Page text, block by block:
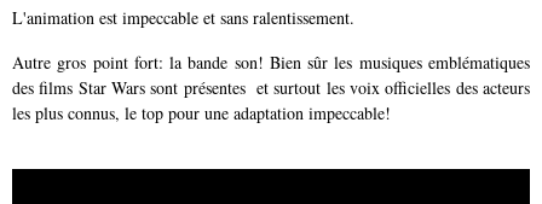
L'animation est impeccable et sans ralentissement.
Autre gros point fort: la bande son! Bien sûr les musiques emblématiques
des films Star Wars sont présentes et surtout les voix officielles des acteurs
les plus connus, le top pour une adaptation impeccable!